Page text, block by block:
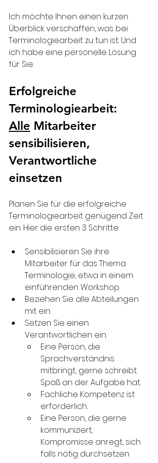
Ich möchte Ihnen einen kurzen
Überblick verschaffen, was bei
Terminologiearbeit zu tun ist. Und
ich habe eine personelle Lösung
für Sie.
Erfolgreiche
Terminologiearbeit:
Alle Mitarbeiter
sensibilisieren,
Verantwortliche
einsetzen
Planen Sie für die erfolgreiche
Terminologiearbeit genügend Zeit
ein. Hier die ersten 3 Schritte:
Sensibilisieren Sie ihre
Mitarbeiter für das Thema
Terminologie, etwa in einem
einführenden Workshop.
Beziehen Sie alle Abteilungen
mit ein.
Setzen Sie einen
Verantwortlichen ein.
Eine Person, die
Sprachverständnis
mitbringt, gerne schreibt.
Spaß an der Aufgabe hat.
Fachliche Kompetenz ist
erforderlich.
Eine Person, die gerne
kommuniziert,
Kompromisse anregt, sich
falls nötig durchsetzen